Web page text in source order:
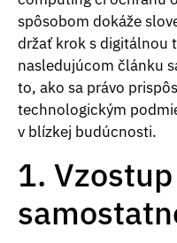
spôsobom dokáže
držať krok s digitálnou
nasledujúcom článku
to, ako sa právo
technologickým
v blízkej budúcnosti.
1.